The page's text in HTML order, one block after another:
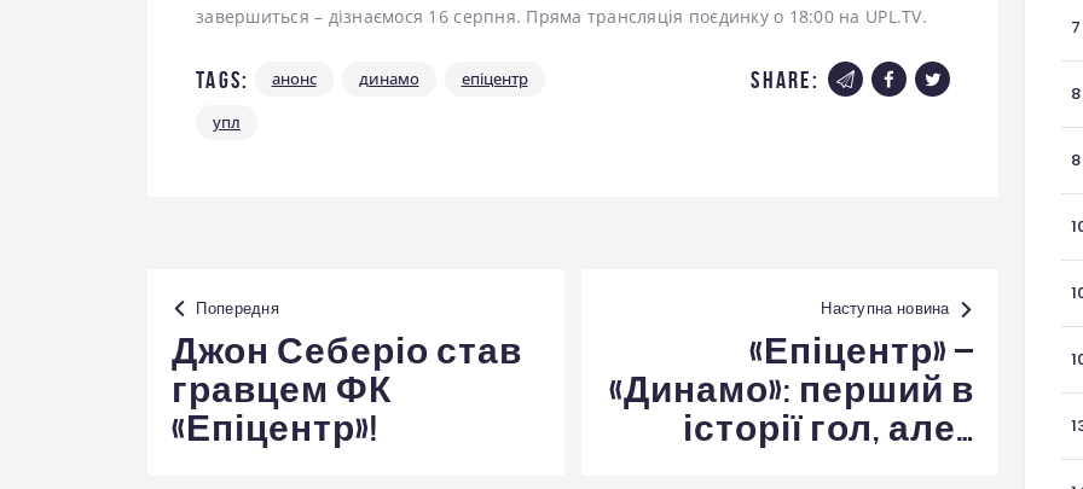
завершиться – дізнаємося 16 серпня. Пряма трансляція поєдинку о 18:00 на UPL.TV.
Tags: анонс динамо
епіцентр
упл
share:
Навігація
записів
Попередня
Джон Себеріо став
гравцем ФК
«Епіцентр»!
Наступна новина
«Епіцентр» –
«Динамо»: перший в
історії гол, але…
7
8
8